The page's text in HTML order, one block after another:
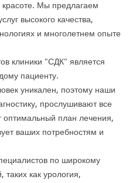
красоте. Мы предлагаем
высокого качества,
и многолетнем опыте
клиники "СДК" является
пациенту.
уникален, поэтому наши
прослушивают все
план лечения,
ваших потребностям и
по широкому
таких как урология,